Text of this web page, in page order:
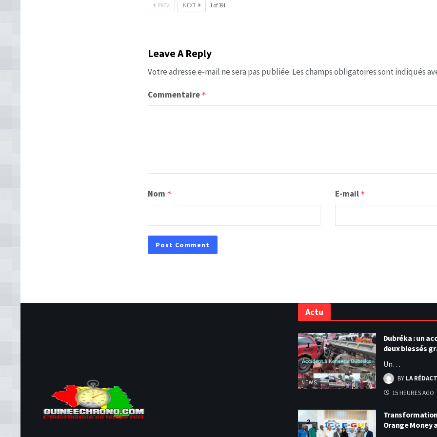
PREV NEXT 1 of391
Leave A Reply
Votre adresse e-mail ne sera pas publiée. Les champs obligatoires sont indiqués
Commentaire *
Nom * E-mail *
Actu
NEWS
Dubréka : un
deux blessés
Un…
BY LA
15 HEURES AGO
Transformation
Orange